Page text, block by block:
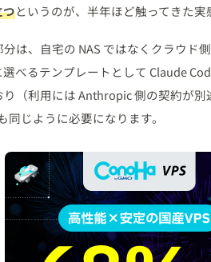
つというのが、半年ほど触ってきた実
は、自宅の NAS ではなくクラウド
べるテンプレートとして Claude
（利用には Anthropic 側の契約が
同じように必要になります。